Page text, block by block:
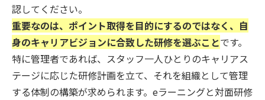
認してください。
重要なのは、ポイント取得を目的にするのではなく、自
身のキャリアビジョンに合致した研修を選ぶことです。
特に管理者であれば、スタッフ一人ひとりのキャリアス
テージに応じた研修計画を立て、それを組織として管理
する体制の構築が求められます。eラーニングと対面研修